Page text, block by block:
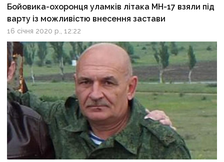
Бойовика-охоронця уламків літака МН-17 взяли під
варту із можливістю внесення застави
16 січня 2020 р., 12:22